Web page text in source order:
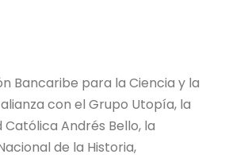
Bancaribe para la Ciencia y la
con el Grupo Utopía, la
Católica Andrés Bello, la
de la Historia,